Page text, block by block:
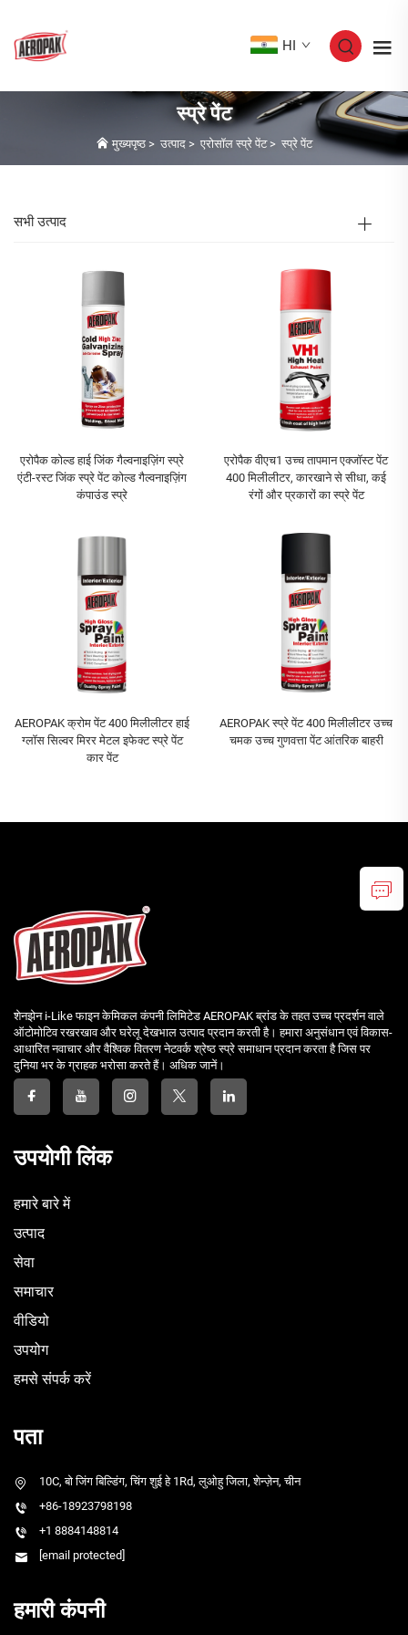
HI
स्प्रे पेंट
मुख्यपृष्ठ > उत्पाद > एरोसॉल स्प्रे पेंट> स्प्रे पेंट
सभी उत्पाद
एरोपैक कोल्ड हाई जिंक गैल्वनाइज़िंग स्प्रे
एंटी-रस्ट जिंक स्प्रे पेंट कोल्ड गैल्वनाइज़िंग
कंपाउंड स्प्रे
एरोपैक वीएच1 उच्च तापमान एक्जॉस्ट पेंट
400 मिलीलीटर, कारखाने से सीधा, कई
रंगों और प्रकारों का स्प्रे पेंट
AEROPAK क्रोम पेंट 400 मिलीलीटर हाई
ग्लॉस सिल्वर मिरर मेटल इफेक्ट स्प्रे पेंट
कार पेंट
AEROPAK स्प्रे पेंट 400 मिलीलीटर उच्च
चमक उच्च गुणवत्ता पेंट आंतरिक बाहरी
शेनझेन i-Like फाइन केमिकल कंपनी लिमिटेड AEROPAK ब्रांड के तहत उच्च प्रदर्शन वाले
ऑटोमोटिव रखरखाव और घरेलू देखभाल उत्पाद प्रदान करती है। हमारा अनुसंधान एवं विकास-
आधारित नवाचार और वैश्विक वितरण नेटवर्क श्रेष्ठ स्प्रे समाधान प्रदान करता है जिस पर
दुनिया भर के ग्राहक भरोसा करते हैं। अधिक जानें।
उपयोगी लिंक
हमारे बारे में
उत्पाद
सेवा
समाचार
वीडियो
उपयोग
हमसे संपर्क करें
पता
10C, बो जिंग बिल्डिंग, चिंग शुई हे 1Rd, लुओहु जिला, शेन्ज़ेन, चीन
+86-18923798198
+1 8884148814
[email protected]
हमारी कंपनी